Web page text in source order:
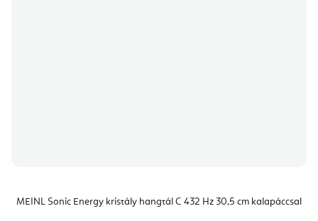
MEINL Sonic Energy kristály hangtál C 432 Hz 30,5 cm kalapáccsal